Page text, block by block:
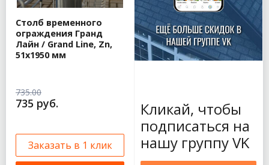
Столб временного
ограждения Гранд
Лайн / Grand Line, Zn,
51х1950 мм
735.00
735 руб.
Заказать в 1 клик
Кликай, чтобы
подписаться на
нашу группу VK